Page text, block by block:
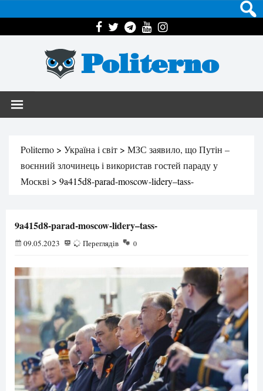
Politerno
Politerno > Україна і світ > МЗС заявило, що Путін –
воєнний злочинець і використав гостей параду у
Москві > 9a415d8-parad-moscow-lidery–tass-
9a415d8-parad-moscow-lidery–tass-
09.05.2023 65 Переглядів 0